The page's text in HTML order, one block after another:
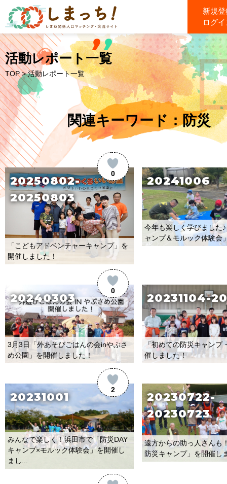
新規
ログ
活動レポート一覧
TOP > 活動レポート一覧
関連キーワード：防災
0
20250802-
20250803
「こどもアドベンチャーキャンプ」を
開催しました！
20241006
今年も楽しく学びました
ャンプ＆モルック体験会
0
20240303
3月3日「外あそびごはんの会inやぶさ
め公園」を開催しました！
20231104-
「初めての防災キャンプ
催しました！
2
20231001
みんなで楽しく！浜田市で「防災DAY
キャンプ×モルック体験会」を開催し
まし...
20230722-
20230723
遠方からの助っ人さんも
防災キャンプ」を開催し